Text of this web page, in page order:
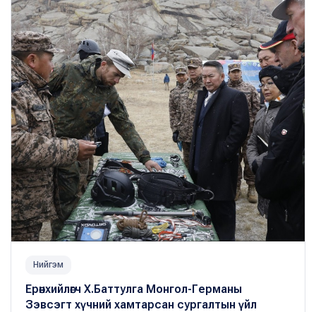
Нийгэм
Ерөнхийлөгч Х.Баттулга Монгол-Германы
Зэвсэгт хүчний хамтарсан сургалтын үйл